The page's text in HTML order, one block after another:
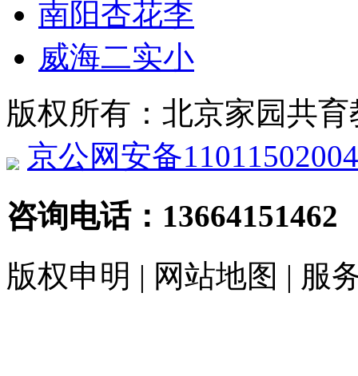
南阳杏花李
威海二实小
版权所有：北京家园共
京公网安备
咨询电话： 13664151462
版权申明 | 网站地图 | 服